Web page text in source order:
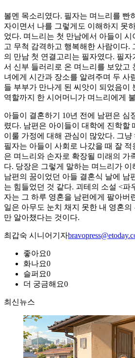
볼멘 목소리였다. 필자는 며느리를 빤
자이면서 나를 그렇게도 이해하지 못
었다. 며느리는 첫 만남에서 아들이
고 무척 감격하고 행복해한 사람이다.
의 만남 첫 연결고리는 필자였다. 필자
서 신부 들러리로 온 며느리를 보았고
녀에게 시간과 장소를 알려주며 두 사
들 부부가 만나게 된 씨앗이 되었음이
역할까지 한 시어머니가 며느리에게
아들이 결혼하기 10년 전에 남편은 심
렸다. 남편은 아이들이 대학에 진학할
이룰 가정에 대해 관심이 많았다. 그
필자는 아들이 사회로 나갔을 때 잘 적
은 며느리와 손자로 확장될 미래의 가
다. 당장은 그렇게 말하는 며느리가 이
남편의 꿈이었던 아들 결혼식 날에 남
는 힘들었던 것 같다. 괴테의 소설 <파
자는 그 하루 영혼을 남편에게 팔아버
일은 아무도 눈치 채지 못한 내 영혼의
만 알아챘다는 것이다.
최갑숙 시니어기자
좋아요0
화나요0
슬퍼요0
더 궁금해요0
최신뉴스